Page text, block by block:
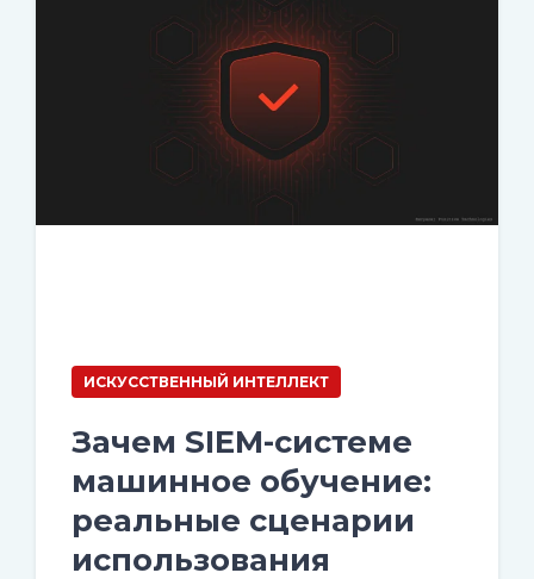
ИСКУССТВЕННЫЙ ИНТЕЛЛЕКТ
Зачем SIEM-системе
машинное обучение:
реальные сценарии
использования